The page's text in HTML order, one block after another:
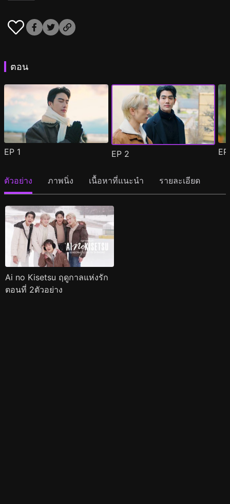
ตอน
EP 1 EP 2
ตัวอย่าง ภาพนิ่ง เนื้อหาที่แนะนำ รายละเอียด
Ai no Kisetsu ฤดูกาลแห่งรัก
ตอนที่ 2ตัวอย่าง